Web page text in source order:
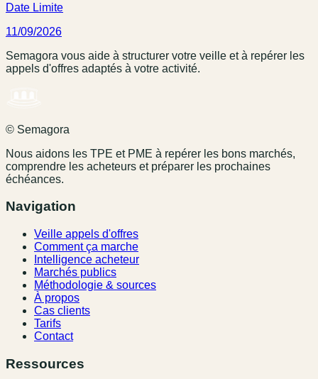
Date Limite
11/09/2026
Semagora vous aide à structurer votre veille et à repérer les
appels d'offres adaptés à votre activité.
© Semagora
Nous aidons les TPE et PME à repérer les bons marchés,
comprendre les acheteurs et préparer les prochaines
échéances.
Navigation
Veille appels d'offres
Comment ça marche
Intelligence acheteur
Marchés publics
Méthodologie & sources
À propos
Cas clients
Tarifs
Contact
Ressources